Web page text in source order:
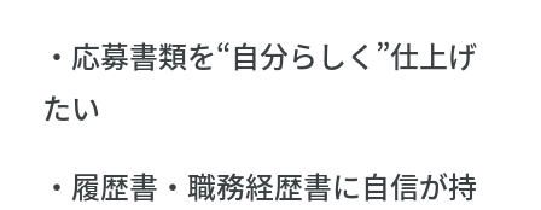
・応募書類を“自分らしく”仕上げ
たい
・履歴書・職務経歴書に自信が持